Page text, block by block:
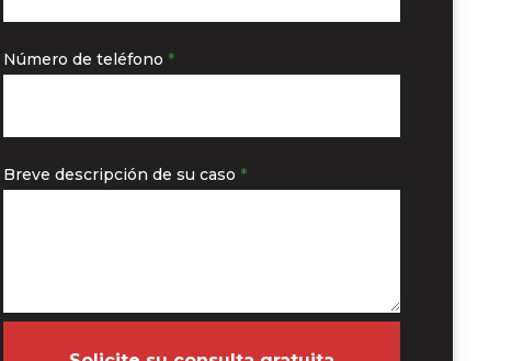
Número de teléfono *
Breve descripción de su caso *